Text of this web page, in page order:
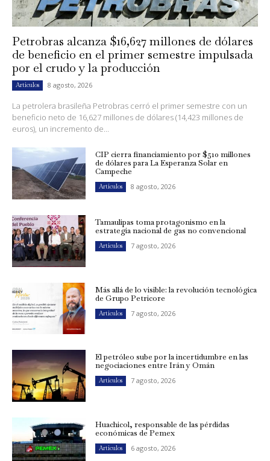
Petrobras alcanza $16,627 millones de dólares
de beneficio en el primer semestre impulsada
por el crudo y la producción
Artículos 8 agosto, 2026
La petrolera brasileña Petrobras cerró el primer semestre con un
beneficio neto de 16,627 millones de dólares (14,423 millones de
euros), un incremento de...
CIP cierra financiamiento por $510 millones
de dólares para La Esperanza Solar en
Campeche
Artículos 8 agosto, 2026
Tamaulipas toma protagonismo en la
estrategia nacional de gas no convencional
Artículos 7 agosto, 2026
Más allá de lo visible: la revolución tecnológica
de Grupo Petricore
Artículos 7 agosto, 2026
El petróleo sube por la incertidumbre en las
negociaciones entre Irán y Omán
Artículos 7 agosto, 2026
Huachicol, responsable de las pérdidas
económicas de Pemex
Artículos 6 agosto, 2026